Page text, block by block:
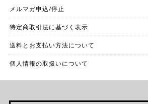
メルマガ申込/停止
特定商取引法に基づく表示
送料とお支払い方法について
個人情報の取扱いについて